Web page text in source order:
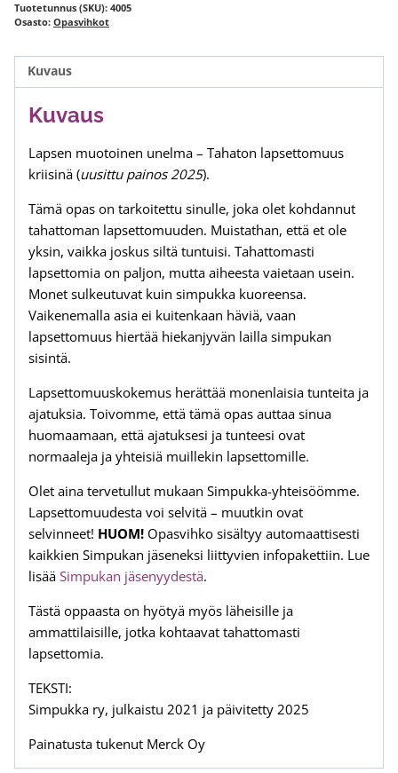
-
Tahaton
lapsettomuus
kriisinä
Tuotetunnus (SKU): 4005
Osasto: Opasvihkot
Kuvaus
Kuvaus
Lapsen muotoinen unelma – Tahaton lapsettomuus
kriisinä (uusittu painos 2025).
Tämä opas on tarkoitettu sinulle, joka olet kohdannut
tahattoman lapsettomuuden. Muistathan, että et ole
yksin, vaikka joskus siltä tuntuisi. Tahattomasti
lapsettomia on paljon, mutta aiheesta vaietaan usein.
Monet sulkeutuvat kuin simpukka kuoreensa.
Vaikenemalla asia ei kuitenkaan häviä, vaan
lapsettomuus hiertää hiekanjyvän lailla simpukan
sisintä.
Lapsettomuuskokemus herättää monenlaisia tunteita ja
ajatuksia. Toivomme, että tämä opas auttaa sinua
huomaamaan, että ajatuksesi ja tunteesi ovat
normaaleja ja yhteisiä muillekin lapsettomille.
Olet aina tervetullut mukaan Simpukka-yhteisöömme.
Lapsettomuudesta voi selvitä – muutkin ovat
selvinneet! HUOM! Opasvihko sisältyy automaattisesti
kaikkien Simpukan jäseneksi liittyvien infopakettiin. Lue
lisää Simpukan jäsenyydestä.
Tästä oppaasta on hyötyä myös läheisille ja
ammattilaisille, jotka kohtaavat tahattomasti
lapsettomia.
TEKSTI:
Simpukka ry, julkaistu 2021 ja päivitetty 2025
Painatusta tukenut Merck Oy